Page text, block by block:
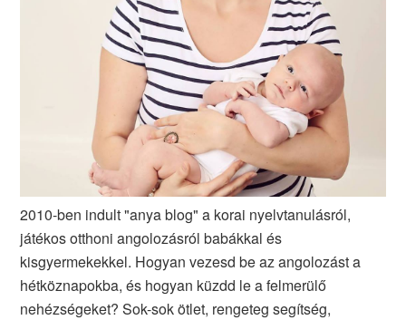
2010-ben indult "anya blog" a korai nyelvtanulásról,
játékos otthoni angolozásról babákkal és
kisgyermekekkel. Hogyan vezesd be az angolozást a
hétköznapokba, és hogyan küzdd le a felmerülő
nehézségeket? Sok-sok ötlet, rengeteg segítség,